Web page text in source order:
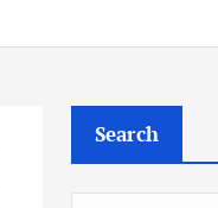
Search